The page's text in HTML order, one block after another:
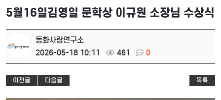
5월16일김영일 문학상 이규원 소장님 수상식
동화사랑연구소
2026-05-18 10:11
461 0
이전글 다음글 목록